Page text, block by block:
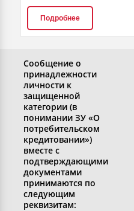
Подробнее
Сообщение о
принадлежности
личности к
защищенной
категории (в
понимании ЗУ «О
потребительском
кредитовании»)
вместе с
подтверждающими
документами
принимаются по
следующим
реквизитам: